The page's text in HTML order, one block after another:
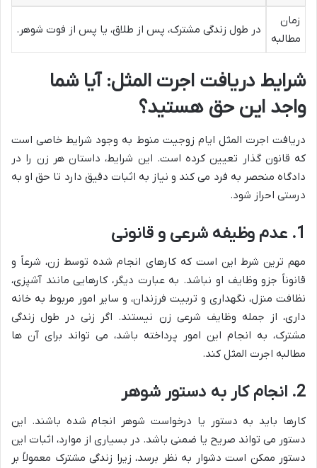
زمان
مطالبه
در طول زندگی مشترک، پس از طلاق، یا پس از فوت شوهر.
شرایط دریافت اجرت المثل: آیا شما
واجد این حق هستید؟
دریافت اجرت المثل ایام زوجیت منوط به وجود شرایط خاصی است
که قانون گذار تعیین کرده است. این شرایط، داستان هر زن را در
دادگاه منحصر به فرد می کند و نیاز به اثبات دقیق دارد تا حق او به
درستی احراز شود.
1. عدم وظیفه شرعی و قانونی
مهم ترین شرط این است که کارهای انجام شده توسط زن، شرعاً و
قانوناً جزو وظایف او نباشد. به عبارت دیگر، کارهایی مانند آشپزی،
نظافت منزل، نگهداری و تربیت فرزندان، و سایر امور مربوط به خانه
داری، از جمله وظایف شرعی زن نیستند. اگر زنی در طول زندگی
مشترک، به انجام این امور پرداخته باشد، می تواند برای آن ها
مطالبه اجرت المثل کند.
2. انجام کار به دستور شوهر
کارها باید به دستور یا درخواست شوهر انجام شده باشند. این
دستور می تواند صریح یا ضمنی باشد. در بسیاری از موارد، اثبات این
دستور ممکن است دشوار به نظر برسد، زیرا زندگی مشترک معمولاً بر